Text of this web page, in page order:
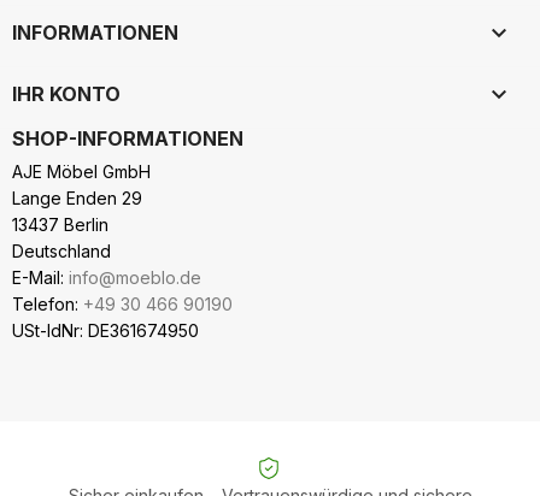
INFORMATIONEN 
IHR KONTO 
SHOP-INFORMATIONEN
AJE Möbel GmbH
Lange Enden 29
13437 Berlin
Deutschland
E-Mail: info@moeblo.de
Telefon: +49 30 466 90190
USt-IdNr: DE361674950